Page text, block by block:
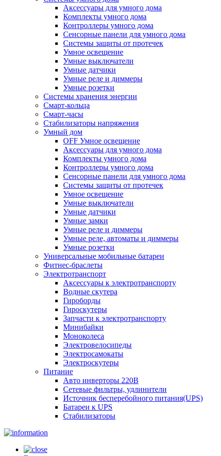
Аксессуары для умного дома
Комплекты умного дома
Контроллеры умного дома
Сенсорные панели для умного дома
Системы защиты от протечек
Умное освещение
Умные выключатели
Умные датчики
Умные реле и диммеры
Умные розетки
Системы хранения энергии
Смарт-кольца
Смарт-часы
Стабилизаторы напряжения
Умный дом
OFF Умное освещение
Аксессуары для умного дома
Комплекты умного дома
Контроллеры умного дома
Сенсорные панели для умного дома
Системы защиты от протечек
Умное освещение
Умные выключатели
Умные датчики
Умные замки
Умные реле и диммеры
Умные реле, автоматы и диммеры
Умные розетки
Универсальные мобильные батареи
Фитнес-браслеты
Электротранспорт
Аксессуары к электротранспорту
Водные скутера
Гироборды
Гироскутеры
Запчасти к электротранспорту
Минибайки
Моноколеса
Электровелосипеды
Электросамокаты
Электроскутеры
Питание
Авто инверторы 220В
Сетевые фильтры, удлинители
Источник бесперебойного питания(UPS)
Батареи к UPS
Стабилизаторы